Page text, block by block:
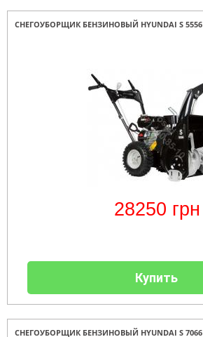
СНЕГОУБОРЩИК БЕНЗИНОВЫЙ HYUNDAI S 5556
28250 грн
Купить
СНЕГОУБОРЩИК БЕНЗИНОВЫЙ HYUNDAI S 7066